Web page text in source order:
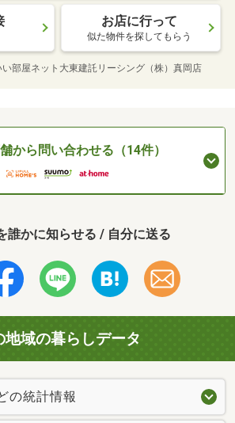
お店に行って
似た物件を探してもらう
い部屋ネット大東建託リーシング（株）真岡店
から問い合わせる（14件）
誰かに知らせる / 自分に送る
地域の暮らしデータ
の統計情報